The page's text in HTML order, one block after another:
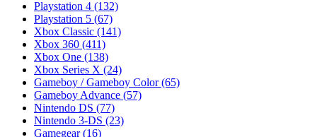
Playstation 4 (132)
Playstation 5 (67)
Xbox Classic (141)
Xbox 360 (411)
Xbox One (138)
Xbox Series X (24)
Gameboy / Gameboy Color(65)
Gameboy Advance (57)
Nintendo DS (77)
Nintendo 3-DS (23)
Gamegear(16)